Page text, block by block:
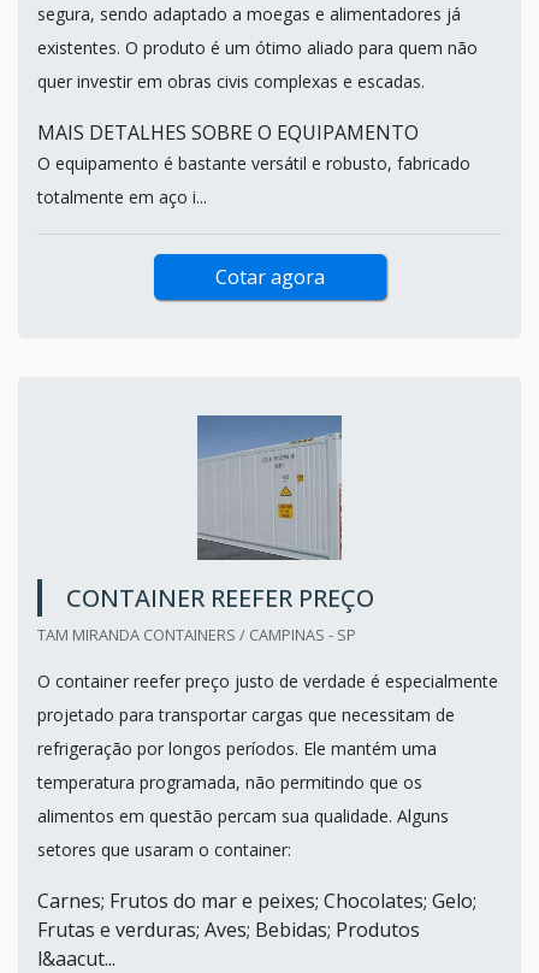
segura, sendo adaptado a moegas e alimentadores já
existentes. O produto é um ótimo aliado para quem não
quer investir em obras civis complexas e escadas.
MAIS DETALHES SOBRE O EQUIPAMENTO
O equipamento é bastante versátil e robusto, fabricado
totalmente em aço i...
Cotar agora
CONTAINER REEFER PREÇO
TAM MIRANDA CONTAINERS / CAMPINAS - SP
O container reefer preço justo de verdade é especialmente
projetado para transportar cargas que necessitam de
refrigeração por longos períodos. Ele mantém uma
temperatura programada, não permitindo que os
alimentos em questão percam sua qualidade. Alguns
setores que usaram o container:
Carnes; Frutos do mar e peixes; Chocolates; Gelo;
Frutas e verduras; Aves; Bebidas; Produtos
l&aacut...